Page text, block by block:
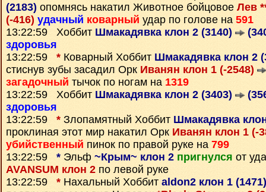
(2183) опомнясь накатил Животное бойцовое Лев
(-416) удачный коварный удар по голове на 591
13:22:59 Хоббит Шмакадявка клон 2 (3140)
здоровья
13:22:59 * Коварный Хоббит Шмакадявка клон 2
стиснув зубы засадил Орк Иванян клон 1 (-2548)
загадочный тычок по ногам на 1319
13:22:59 Хоббит Шмакадявка клон 2 (3403)
здоровья
13:22:59 * Злопамятный Хоббит Шмакадявка
проклиная этот мир накатил Орк Иванян клон 1 (-
убийственный пинок по правой руке на 799
13:22:59 * Эльф ~Крым~ клон 2 пригнулся от
AVANSUM клон 2 по левой руке
13:22:59 * Нахальный Хоббит aldon2 клон 1